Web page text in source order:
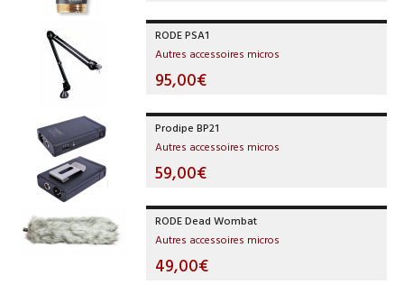
RODE PSA1
Autres accessoires micros
95,00€
Prodipe BP21
Autres accessoires micros
59,00€
RODE Dead Wombat
Autres accessoires micros
49,00€